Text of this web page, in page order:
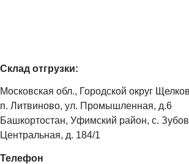
Склад отгрузки:
Московская обл., Городской округ
п. Литвиново, ул. Промышленная, д.6
Башкортостан, Уфимский район, с.
Центральная, д. 184/1
Телефон